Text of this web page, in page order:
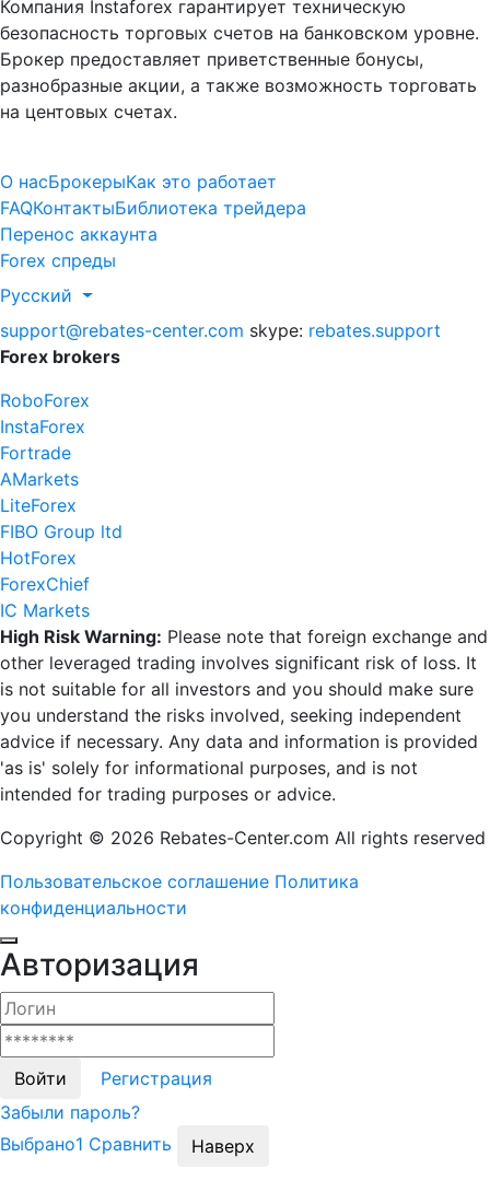
Компания Instaforex гарантирует техническую
безопасность торговых счетов на банковском уровне.
Брокер предоставляет приветственные бонусы,
разнобразные акции, а также возможность торговать
на центовых счетах.
О насБрокерыКак это работает
FAQКонтактыБиблиотека трейдера
Перенос аккаунта
Forex спреды
Русский
support@rebates-center.com skype: rebates.support
Forex brokers
RoboForex
InstaForex
Fortrade
AMarkets
LiteForex
FIBO Group ltd
HotForex
ForexChief
IC Markets
High Risk Warning: Please note that foreign exchange and
other leveraged trading involves significant risk of loss. It
is not suitable for all investors and you should make sure
you understand the risks involved, seeking independent
advice if necessary. Any data and information is provided
'as is' solely for informational purposes, and is not
intended for trading purposes or advice.
Copyright © 2026 Rebates-Center.com All rights reserved
Пользовательское соглашение Политика
конфиденциальности
Авторизация
Войти
Регистрация
Забыли пароль?
Выбрано1 Сравнить Наверх